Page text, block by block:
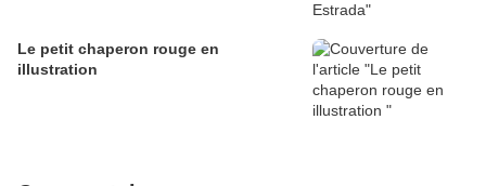
Le petit chaperon rouge en
illustration